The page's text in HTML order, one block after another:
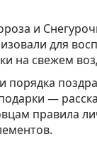
и
для
на свежем
порядка
—
правила